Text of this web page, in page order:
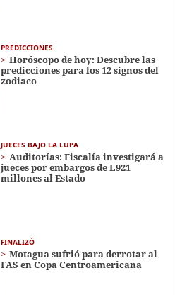
PREDICCIONES
Horóscopo de hoy: Descubre las
predicciones para los 12 signos del
zodiaco
JUECES BAJO LA LUPA
Auditorías: Fiscalía investigará a
jueces por embargos de L921
millones al Estado
FINALIZÓ
Motagua sufrió para derrotar al
FAS en Copa Centroamericana